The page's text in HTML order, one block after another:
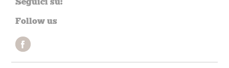
Follow us